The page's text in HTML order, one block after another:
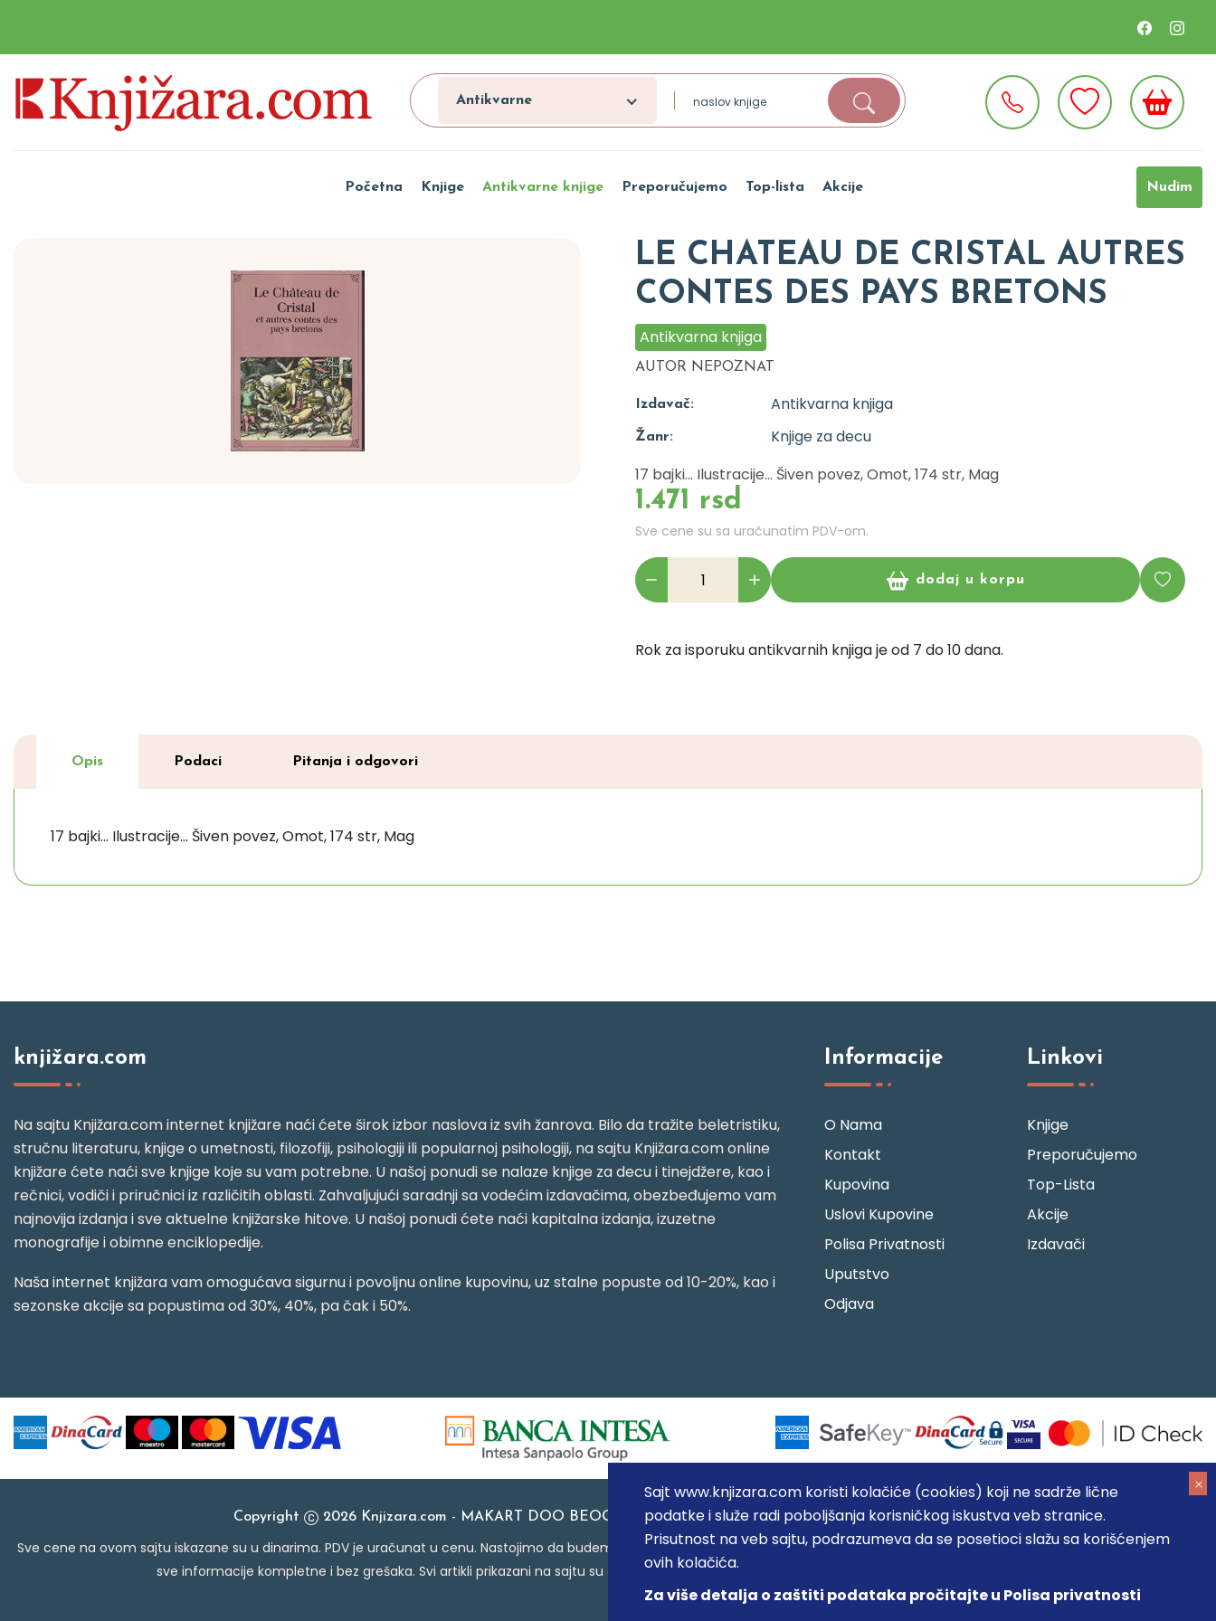
Sajt www.knjizara.com koristi kolačiće (cookies) koji ne sadrže lične
podatke i služe radi poboljšanja korisničkog iskustva veb stranice.
Prisutnost na veb sajtu, podrazumeva da se posetioci slažu sa korišćenjem
ovih kolačića.
Za više detalja o zaštiti podataka pročitajte u Polisa privatnosti
Antikvarne
Početna Knjige Antikvarne knjige Preporučujemo Top-lista Akcije Nudim
LE CHATEAU DE CRISTAL AUTRES
CONTES DES PAYS BRETONS
Antikvarna knjiga
AUTOR NEPOZNAT
Izdavač: Antikvarna knjiga
Žanr:
Knjige za decu
17 bajki... Ilustracije... Šiven povez, Omot, 174 str, Mag
1.471 rsd
Sve cene su sa uračunatim PDV-om.
dodaj u korpu
Rok za isporuku antikvarnih knjiga je od 7 do 10 dana.
Opis Podaci Pitanja i odgovori
17 bajki... Ilustracije... Šiven povez, Omot, 174 str, Mag
knjižara.com
Na sajtu Knjižara.com internet knjižare naći ćete širok izbor naslova iz svih žanrova. Bilo da tražite beletristiku,
stručnu literaturu, knjige o umetnosti, filozofiji, psihologiji ili popularnoj psihologiji, na sajtu Knjižara.com online
knjižare ćete naći sve knjige koje su vam potrebne. U našoj ponudi se nalaze knjige za decu i tinejdžere, kao i
rečnici, vodiči i priručnici iz različitih oblasti. Zahvaljujući saradnji sa vodećim izdavačima, obezbeđujemo vam
najnovija izdanja i sve aktuelne knjižarske hitove. U našoj ponudi ćete naći kapitalna izdanja, izuzetne
monografije i obimne enciklopedije.
Naša internet knjižara vam omogućava sigurnu i povoljnu online kupovinu, uz stalne popuste od 10-20%, kao i
sezonske akcije sa popustima od 30%, 40%, pa čak i 50%.
Informacije
O Nama
Kontakt
Kupovina
Uslovi Kupovine
Polisa Privatnosti
Uputstvo
Odjava
Linkovi
Knjige
Preporučujemo
Top-Lista
Akcije
Izdavači
Copyright 2026 Knjizara.com - MAKART DOO BEOGRAD (NOVI BEOGRAD), PIB: 105184104, MB: 20337524
Sve cene na ovom sajtu iskazane su u dinarima. PDV je uračunat u cenu. Nastojimo da budemo što precizniji u opisu proizvoda, prikazu slika i samih cena, ali ne možemo garantovati da su
sve informacije kompletne i bez grešaka. Svi artikli prikazani na sajtu su deo naše ponude i ne podrazumeva da su dostupni u svakom trenutku.